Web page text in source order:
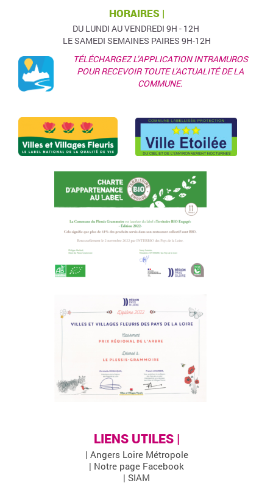
HORAIRES |
DU LUNDI AU VENDREDI 9H - 12H
LE SAMEDI SEMAINES PAIRES 9H-12H
TÉLÉCHARGEZ L’APPLICATION INTRAMUROS
POUR RECEVOIR TOUTE L'ACTUALITÉ DE LA
COMMUNE.
LIENS UTILES |
| Angers Loire Métropole
| Notre page Facebook
| SIAM